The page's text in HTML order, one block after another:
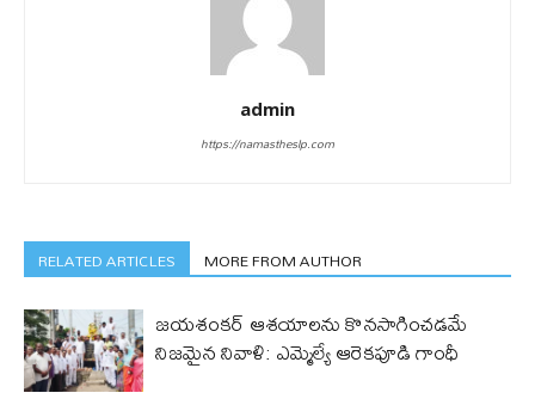
admin
https://namastheslp.com
RELATED ARTICLES MORE FROM AUTHOR
జయశంకర్ ఆశయాలను కొనసాగించడమే
నిజమైన నివాళి: ఎమ్మెల్యే ఆరెక‌పూడి గాంధీ